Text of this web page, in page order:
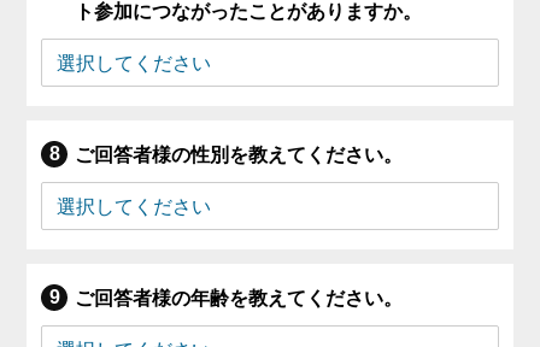
ト参加につながったことがありますか。
ご回答者様の性別を教えてください。
ご回答者様の年齢を教えてください。